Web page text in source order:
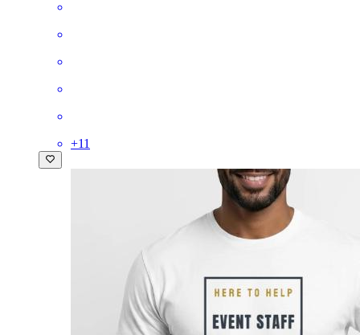
+11